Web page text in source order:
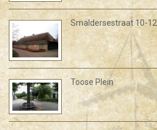
Smaldersestraat 10-12
Toose Plein